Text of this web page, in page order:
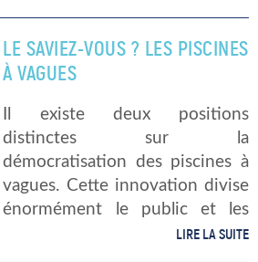
appeler vague, très exactement
? […]
LE SAVIEZ-VOUS ? LES PISCINES
À VAGUES
Il existe deux positions
distinctes sur la
démocratisation des piscines à
vagues. Cette innovation divise
énormément le public et les
professionnels ou amateurs du
LIRE LA SUITE